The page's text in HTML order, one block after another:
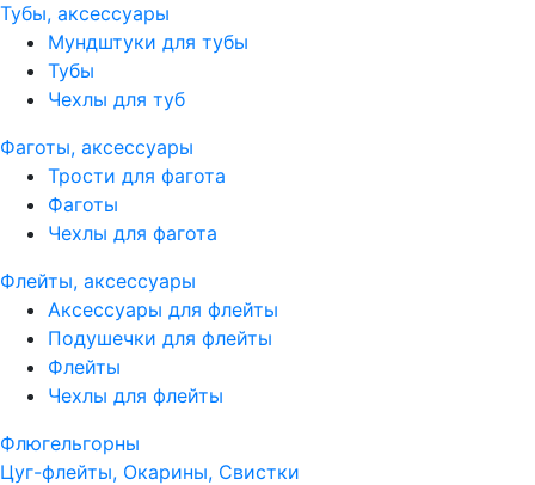
Тубы, аксессуары
Мундштуки для тубы
Тубы
Чехлы для туб
Фаготы, аксессуары
Трости для фагота
Фаготы
Чехлы для фагота
Флейты, аксессуары
Аксессуары для флейты
Подушечки для флейты
Флейты
Чехлы для флейты
Флюгельгорны
Цуг-флейты, Окарины, Свистки